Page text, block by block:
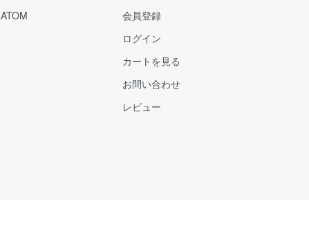
ATOM
会員登録
ログイン
カートを見る
お問い合わせ
レビュー